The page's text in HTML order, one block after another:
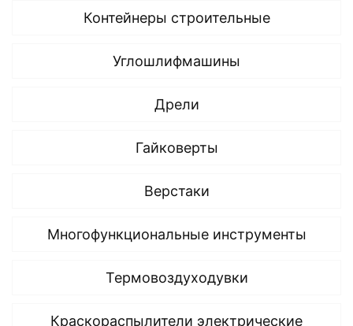
Контейнеры строительные
Углошлифмашины
Дрели
Гайковерты
Верстаки
Многофункциональные инструменты
Термовоздуходувки
Краскораспылители электрические